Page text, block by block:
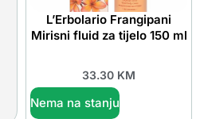
L’Erbolario Frangipani
Mirisni fluid za tijelo 150 ml
33.30 KM
Nema na stanju